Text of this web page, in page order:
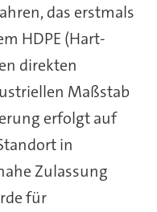
das erstmals
HDPE (Hart-
direkten
Maßstab
erfolgt auf
in
Zulassung
für